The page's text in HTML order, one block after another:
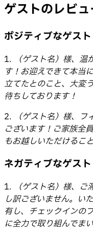
ゲストのレビ
ポジティブなゲス
1.
（ゲスト名）様、
す！お迎えできて本当
立てたとのこと、大変
待ちしております！
2.
（ゲスト名）様、
ございます！ご家族全
もお越しいただけるこ
ネガティブなゲス
1.
（ゲスト名）様、
し訳ございません。い
有し、チェックインの
に全力で取り組んでまい